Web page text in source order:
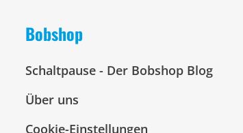
Bobshop
Schaltpause - Der Bobshop Blog
Über uns
Cookie-Einstellungen